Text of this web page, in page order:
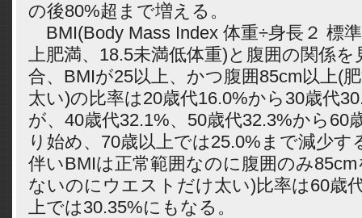
の後80%超まで増える。
BMI(Body Mass Index 体重÷身長２ 標
上肥満、18.5未満低体重)と腹囲の関係
合、BMIが25以上、かつ腹囲85cm以上(
太い)の比率は20歳代16.0%から30歳代
が、40歳代32.1%、50歳代32.3%から60
り始め、70歳以上では25.0%まで減少す
伴いBMIは正常範囲なのに腹囲のみ
ないのにウエストだけ太い)比率は60歳
上では30.35%にもなる。